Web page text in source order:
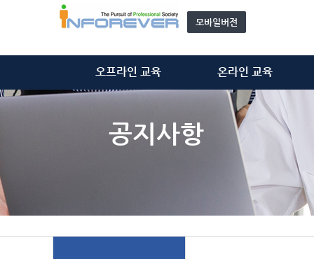
모바일버전
오프라인 교육
정보시스템감리사
ISMS-P 심사원
온라인 교육
정보처리기술사
정보시스템감리사
ISMS-P 심사원
개인정보관리사(CPPG)
기타 동영상
공지사항